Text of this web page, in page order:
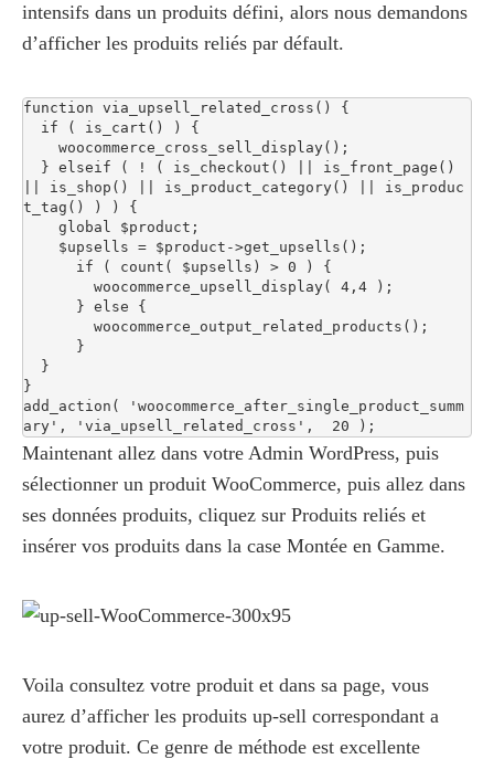
intensifs dans un produits défini, alors nous demandons
d’afficher les produits reliés par défault.
function via_upsell_related_cross() {
|| is_shop() || is_product_category() || is_produc
t_tag() ) ) {
}
add_action( 'woocommerce_after_single_product_summ
ary', 'via_upsell_related_cross',  20 );
Maintenant allez dans votre Admin WordPress, puis
sélectionner un produit WooCommerce, puis allez dans
ses données produits, cliquez sur Produits reliés et
insérer vos produits dans la case Montée en Gamme.
Voila consultez votre produit et dans sa page, vous
aurez d’afficher les produits up-sell correspondant a
votre produit. Ce genre de méthode est excellente